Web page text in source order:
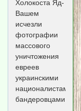
Холокоста Яд-
Вашем
исчезли
фотографии
массового
уничтожения
евреев
украинскими
националистами-
бандеровцами